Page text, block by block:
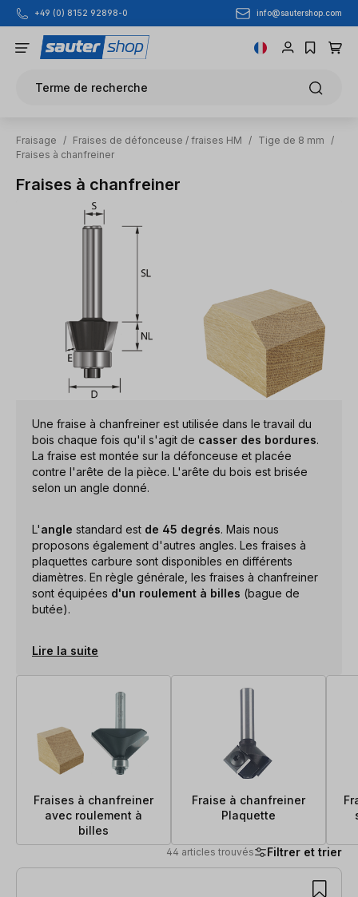
Passer au contenu principal
+49 (0) 8152 92898-0 info@sautershop.com
Terme de recherche
Fraisage / Fraises de défonceuse / fraises HM / Tige de 8 mm
/
Fraises à chanfreiner
Fraises à chanfreiner
Une fraise à chanfreiner est utilisée dans le travail du
bois chaque fois qu'il s'agit de casser des bordures.
La fraise est montée sur la défonceuse et placée
contre l'arête de la pièce. L'arête du bois est brisée
selon un angle donné.
L'angle standard est de 45 degrés. Mais nous
proposons également d'autres angles. Les fraises à
plaquettes carbure sont disponibles en différents
diamètres. En règle générale, les fraises à chanfreiner
sont équipées d'un roulement à billes (bague de
butée).
Lire la suite
Fraises à chanfreiner
avec roulement à
billes
Fraise à chanfreiner
Plaquette
44 articles trouvés Filtrer et trier
44 articles trouvés